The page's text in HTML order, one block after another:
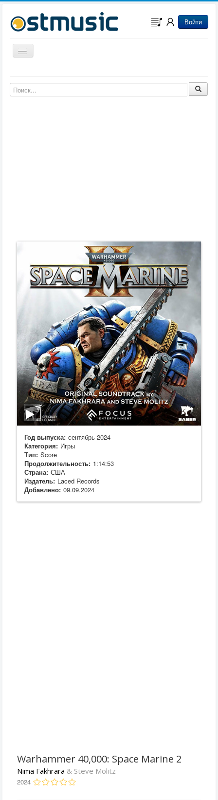
Войти
Включить/выключить навигацию
Музыка из мультфильмов
Музыка из сериалов
Год выпуска: сентябрь 2024
Категория: Игры
Тип: Score
Продолжительность: 1:14:53
Страна: США
Издатель: Laced Records
Добавлено: 09.09.2024
Warhammer 40,000: Space Marine 2
Nima Fakhrara & Steve Molitz
2024